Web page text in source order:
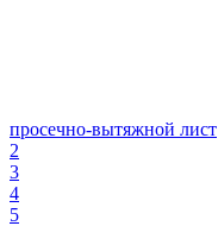
просечно-вытяжной лист
2
3
4
5